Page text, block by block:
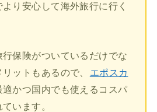
り安心して海外旅行に行く
保険がついているだけでな
ットもあるので、
エポスカ
かつ国内でも使えるコスパ
います。